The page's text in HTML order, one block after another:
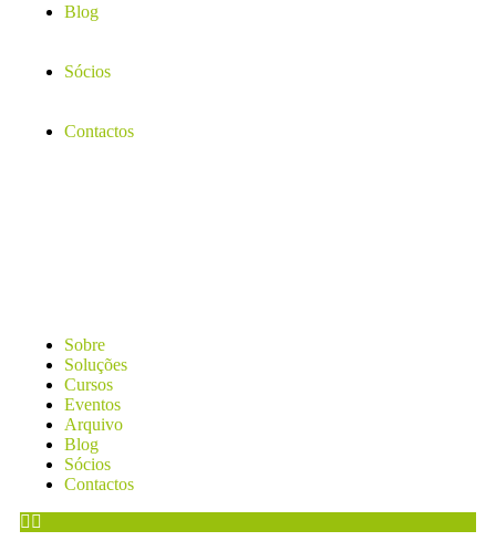
Blog
Sócios
Contactos
Sobre
Soluções
Cursos
Eventos
Arquivo
Blog
Sócios
Contactos